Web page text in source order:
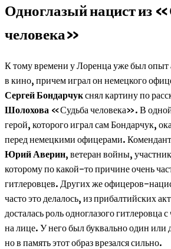
Одноглазый нацист из
человека»
К тому времени у Лоренца уже был опыт
в кино, причем играл он немецкого
Сергей Бондарчукснял картину по
Шолохова «Судьба человека». В
герой, которого играл сам Бондарчук,
перед немецкими офицерами.
Юрий Аверин, ветеран войны,
которому по какой-то причине очень
гитлеровцев. Других же офицеров-
часто это делалось, из прибалтийских
досталась роль одноглазого гитлеровца
на лице. У него был буквально один или
но в память этот образ врезался сильно.